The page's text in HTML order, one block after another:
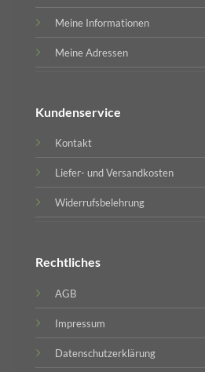
Meine Informationen
Meine Adressen
Kundenservice
Kontakt
Liefer- und Versandkosten
Widerrufsbelehrung
Rechtliches
AGB
Impressum
Datenschutzerklärung